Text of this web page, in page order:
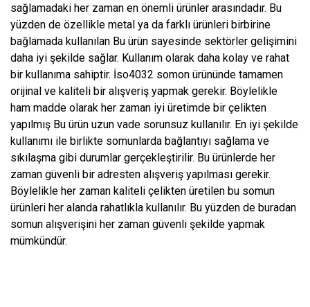
sağlamadaki her zaman en önemli ürünler arasındadır. Bu
yüzden de özellikle metal ya da farklı ürünleri birbirine
bağlamada kullanılan Bu ürün sayesinde sektörler gelişimini
daha iyi şekilde sağlar. Kullanım olarak daha kolay ve rahat
bir kullanıma sahiptir. İso4032 somon ürününde tamamen
orijinal ve kaliteli bir alışveriş yapmak gerekir. Böylelikle
ham madde olarak her zaman iyi üretimde bir çelikten
yapılmış Bu ürün uzun vade sorunsuz kullanılır. En iyi şekilde
kullanımı ile birlikte somunlarda bağlantıyı sağlama ve
sıkılaşma gibi durumlar gerçekleştirilir. Bu ürünlerde her
zaman güvenli bir adresten alışveriş yapılması gerekir.
Böylelikle her zaman kaliteli çelikten üretilen bu somun
ürünleri her alanda rahatlıkla kullanılır. Bu yüzden de buradan
somun alışverişini her zaman güvenli şekilde yapmak
mümkündür.